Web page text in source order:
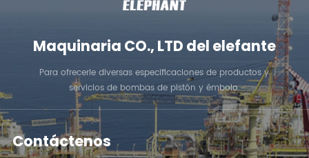
Maquinaria CO., LTD del elefante
Para ofrecerle diversas especificaciones de productos y
servicios de bombas de pistón y émbolo.
Contáctenos